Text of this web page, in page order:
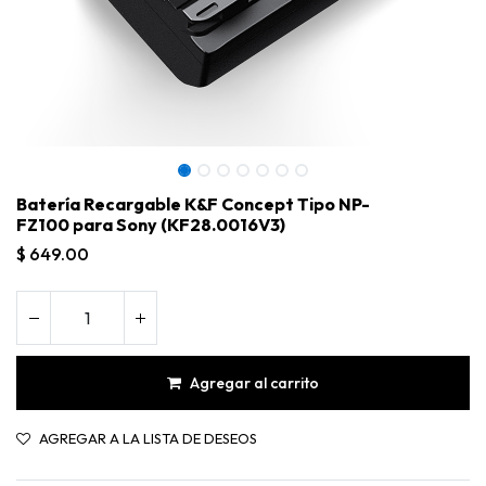
Batería Recargable K&F Concept Tipo NP-
FZ100 para Sony (KF28.0016V3)
$ 649.00
Agregar al carrito
AGREGAR A LA LISTA DE DESEOS